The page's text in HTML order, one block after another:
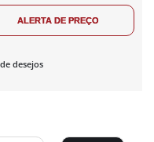
desejos